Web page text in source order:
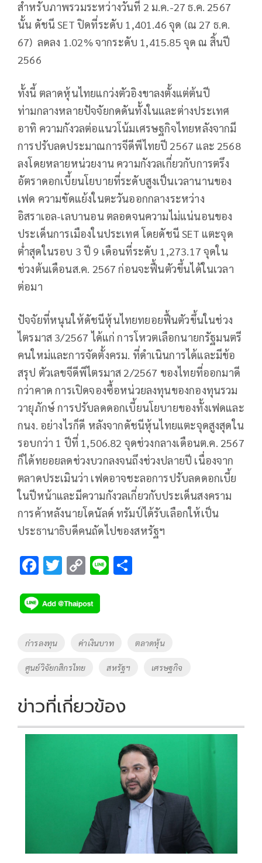
สำหรับภาพรวมระหว่างวันที่ 2 ม.ค.-27 ธ.ค. 2567
นั้น ดัชนี SET ปิดที่ระดับ 1,401.46 จุด (ณ 27 ธ.ค.
67) ลดลง 1.02% จากระดับ 1,415.85 จุด ณ สิ้นปี
2566
ทั้งนี้ ตลาดหุ้นไทยแกว่งตัวอิงขาลงตั้งแต่ต้นปี
ท่ามกลางหลายปัจจัยกดดันทั้งในและต่างประเทศ
อาทิ ความกังวลต่อแนวโน้มเศรษฐกิจไทยหลังจากมี
การปรับลดประมาณการจีดีพีไทยปี 2567 และ 2568
ลงโดยหลายหน่วยงาน ความกังวลเกี่ยวกับการตรึง
อัตราดอกเบี้ยนโยบายที่ระดับสูงเป็นเวลานานของ
เฟด ความขัดแย้งในตะวันออกกลางระหว่าง
อิสราเอล-เลบานอน ตลอดจนความไม่แน่นอนของ
ประเด็นการเมืองในประเทศ โดยดัชนี SET แตะจุด
ต่ำสุดในรอบ 3 ปี 9 เดือนที่ระดับ 1,273.17 จุดใน
ช่วงต้นเดือนส.ค. 2567 ก่อนจะฟื้นตัวขึ้นได้ในเวลา
ต่อมา
ปัจจัยที่หนุนให้ดัชนีหุ้นไทยทยอยฟื้นตัวขึ้นในช่วง
ไตรมาส 3/2567 ได้แก่ การโหวตเลือกนายกรัฐมนตรี
คนใหม่และการจัดตั้งครม. ที่ดำเนินการได้และมีข้อ
สรุป ตัวเลขจีดีพีไตรมาส 2/2567 ของไทยที่ออกมาดี
กว่าคาด การเปิดจองซื้อหน่วยลงทุนของกองทุนรวม
วายุภักษ์ การปรับลดดอกเบี้ยนโยบายของทั้งเฟดและ
กนง. อย่างไรก็ดี หลังจากดัชนีหุ้นไทยแตะจุดสูงสุดใน
รอบกว่า 1 ปีที่ 1,506.82 จุดช่วงกลางเดือนต.ค. 2567
ก็ได้ทยอยลดช่วงบวกลงจนถึงช่วงปลายปี เนื่องจาก
ตลาดประเมินว่า เฟดอาจชะลอการปรับลดดอกเบี้ย
ในปีหน้าและมีความกังวลเกี่ยวกับประเด็นสงคราม
การค้าหลังนายโดนัลด์ ทรัมป์ได้รับเลือกให้เป็น
ประธานาธิบดีคนถัดไปของสหรัฐฯ
F
e
b
o
o
k
T
tt
er
C
p
y
Li
Li
Tags
ก่ารลงทุน ค่าเงินบาท ตลาดหุ้น
ศูนย์วิจัยกสิกรไทย สหรัฐฯ เศรษฐกิจ
ข่าวที่เกี่ยวข้อง